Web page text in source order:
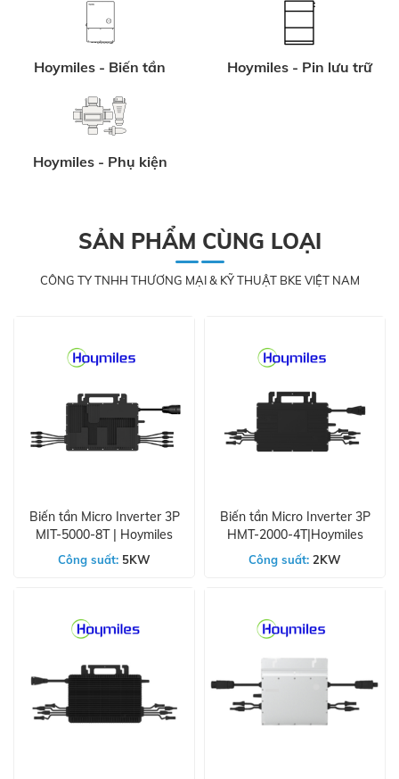
Hoymiles - Biến tần Hoymiles - Pin lưu trữ
Hoymiles - Phụ kiện
SẢN PHẨM CÙNG LOẠI
CÔNG TY TNHH THƯƠNG MẠI & KỸ THUẬT BKE VIỆT NAM
Biến tần Micro Inverter 3P
MIT-5000-8T | Hoymiles
Công suất: 5KW
Biến tần Micro Inverter 3P
HMT-2000-4T|Hoymiles
Công suất: 2KW